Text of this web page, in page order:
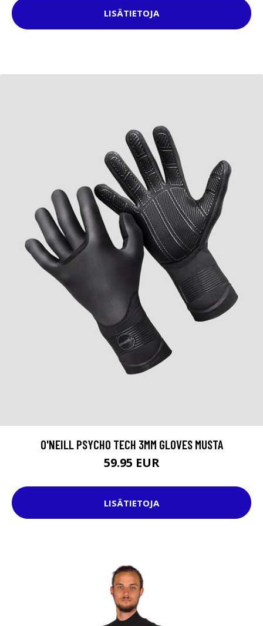
LISÄTIETOJA
O'NEILL PSYCHO TECH 3MM GLOVES MUSTA
59.95 EUR
LISÄTIETOJA